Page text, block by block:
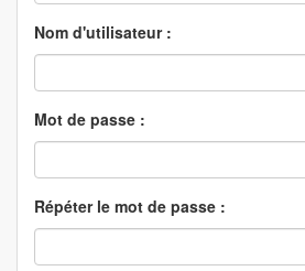
Nom d'utilisateur:
Mot de passe :
Répéter le mot de passe :